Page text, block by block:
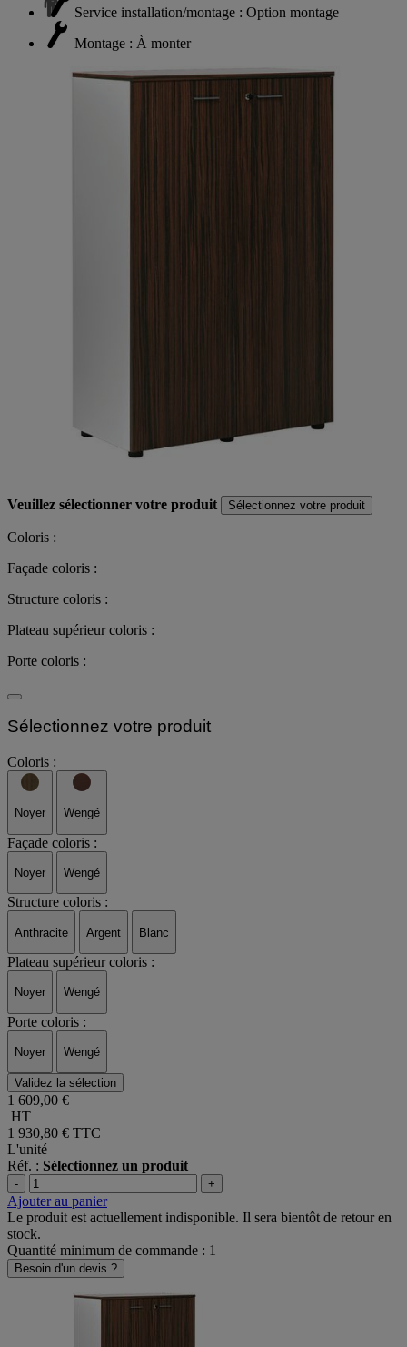
Service installation/montage : Option montage
Montage : À monter
Veuillez sélectionner votre produit Sélectionnez votre produit
Coloris :
Façade coloris :
Structure coloris :
Plateau supérieur coloris :
Porte coloris :
Sélectionnez votre produit
Coloris :
Noyer Wengé
Façade coloris :
Noyer Wengé
Structure coloris :
Anthracite Argent Blanc
Plateau supérieur coloris :
Noyer Wengé
Porte coloris :
Noyer Wengé
Validez la sélection
1 609,00 €
HT
1 930,80 € TTC
L'unité
Réf. : Sélectionnez un produit
- +
Ajouter au panier
Le produit est actuellement indisponible. Il sera bientôt de retour en
stock.
Quantité minimum de commande : 1
Besoin d'un devis ?